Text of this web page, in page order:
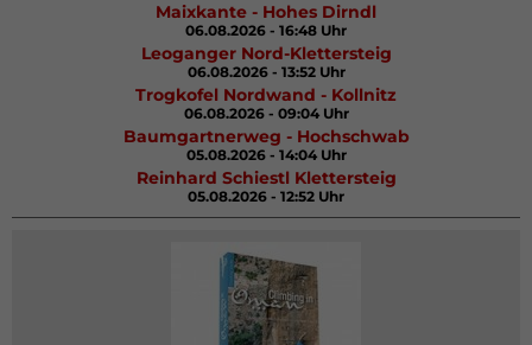
Maixkante - Hohes Dirndl
06.08.2026 - 16:48 Uhr
Leoganger Nord-Klettersteig
06.08.2026 - 13:52 Uhr
Trogkofel Nordwand - Kollnitz
06.08.2026 - 09:04 Uhr
Baumgartnerweg - Hochschwab
05.08.2026 - 14:04 Uhr
Reinhard Schiestl Klettersteig
05.08.2026 - 12:52 Uhr